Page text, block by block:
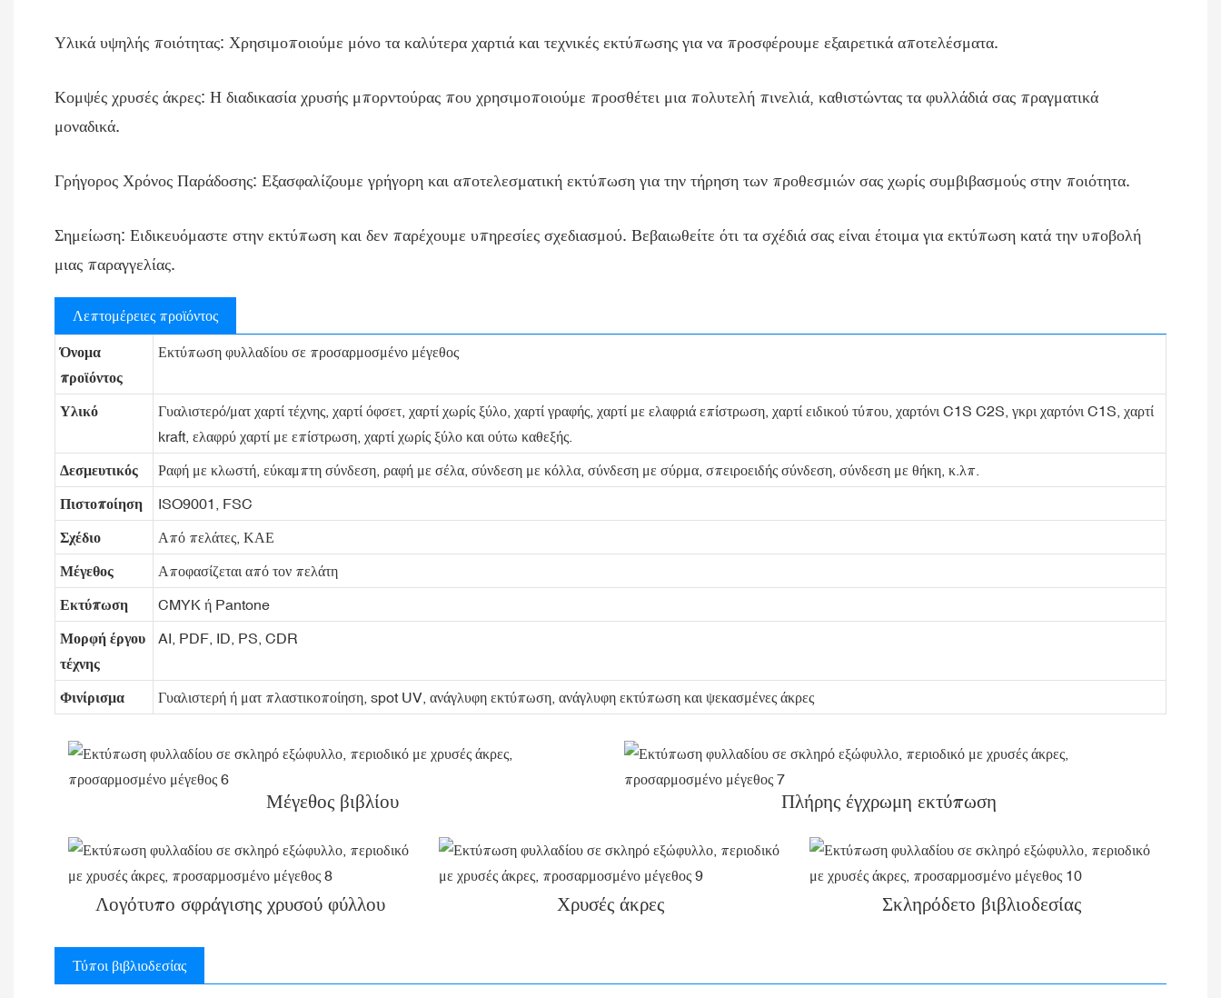
Υλικά υψηλής ποιότητας: Χρησιμοποιούμε μόνο τα καλύτερα χαρτιά και τεχνικές εκτύπωσης για να προσφέρουμε εξαιρετικά αποτελέσματα.
Κομψές χρυσές άκρες: Η διαδικασία χρυσής μπορντούρας που χρησιμοποιούμε προσθέτει μια πολυτελή πινελιά, καθιστώντας τα φυλλάδιά σας πραγματικά
μοναδικά.
Γρήγορος Χρόνος Παράδοσης: Εξασφαλίζουμε γρήγορη και αποτελεσματική εκτύπωση για την τήρηση των προθεσμιών σας χωρίς συμβιβασμούς στην ποιότητα.
Σημείωση: Ειδικευόμαστε στην εκτύπωση και δεν παρέχουμε υπηρεσίες σχεδιασμού. Βεβαιωθείτε ότι τα σχέδιά σας είναι έτοιμα για εκτύπωση κατά την υποβολή
μιας παραγγελίας.
Λεπτομέρειες προϊόντος
Όνομα
προϊόντος
Εκτύπωση φυλλαδίου σε προσαρμοσμένο μέγεθος
Υλικό
Γυαλιστερό/ματ χαρτί τέχνης, χαρτί όφσετ, χαρτί χωρίς ξύλο, χαρτί γραφής, χαρτί με ελαφριά επίστρωση, χαρτί ειδικού τύπου, χαρτόνι C1S C2S, γκρι χαρτόνι C1S, χαρτί
kraft, ελαφρύ χαρτί με επίστρωση, χαρτί χωρίς ξύλο και ούτω καθεξής.
Δεσμευτικός Ραφή με κλωστή, εύκαμπτη σύνδεση, ραφή με σέλα, σύνδεση με κόλλα, σύνδεση με σύρμα, σπειροειδής σύνδεση, σύνδεση με θήκη, κ.λπ.
Πιστοποίηση ISO9001, FSC
Σχέδιο Από πελάτες, ΚΑΕ
Μέγεθος Αποφασίζεται από τον πελάτη
Εκτύπωση CMYK ή Pantone
Μορφή έργου
τέχνης
AI, PDF, ID, PS, CDR
Φινίρισμα Γυαλιστερή ή ματ πλαστικοποίηση, spot UV, ανάγλυφη εκτύπωση, ανάγλυφη εκτύπωση και ψεκασμένες άκρες
Μέγεθος βιβλίου Πλήρης έγχρωμη εκτύπωση
Λογότυπο σφράγισης χρυσού φύλλου Χρυσές άκρες Σκληρόδετο βιβλιοδεσίας
Τύποι βιβλιοδεσίας